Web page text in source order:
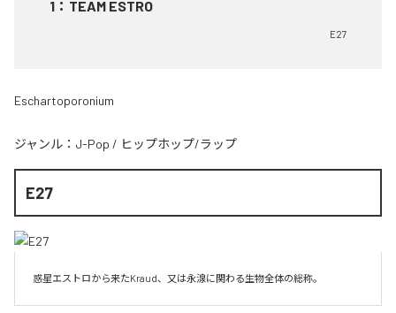
1 ： TEAM ESTRO
E27
Eschartoporonium
ジャンル： J-Pop / ヒップホップ/ラップ
E27
惑星エストロから来たKraud、又は永湶に関わる生物全体の総称。